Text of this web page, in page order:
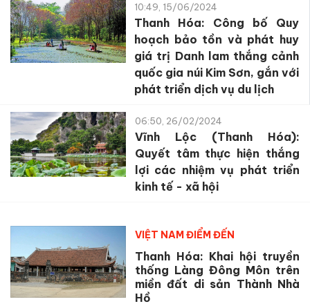
10:49, 15/06/2024
Thanh Hóa: Công bố Quy
hoạch bảo tồn và phát huy
giá trị Danh lam thắng cảnh
quốc gia núi Kim Sơn, gắn với
phát triển dịch vụ du lịch
06:50, 26/02/2024
Vĩnh Lộc (Thanh Hóa):
Quyết tâm thực hiện thắng
lợi các nhiệm vụ phát triển
kinh tế - xã hội
VIỆT NAM ĐIỂM ĐẾN
Thanh Hóa: Khai hội truyền
thống Làng Đông Môn trên
miền đất di sản Thành Nhà
Hồ